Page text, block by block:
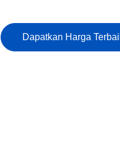
Dapatkan Harga